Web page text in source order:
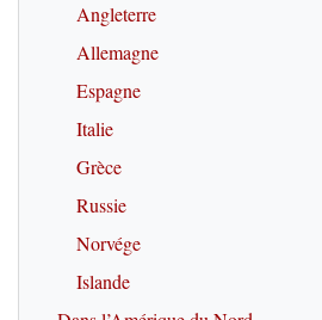
Angleterre
Allemagne
Espagne
Italie
Grèce
Russie
Norvége
Islande